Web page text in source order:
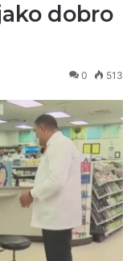
dobro
0 513